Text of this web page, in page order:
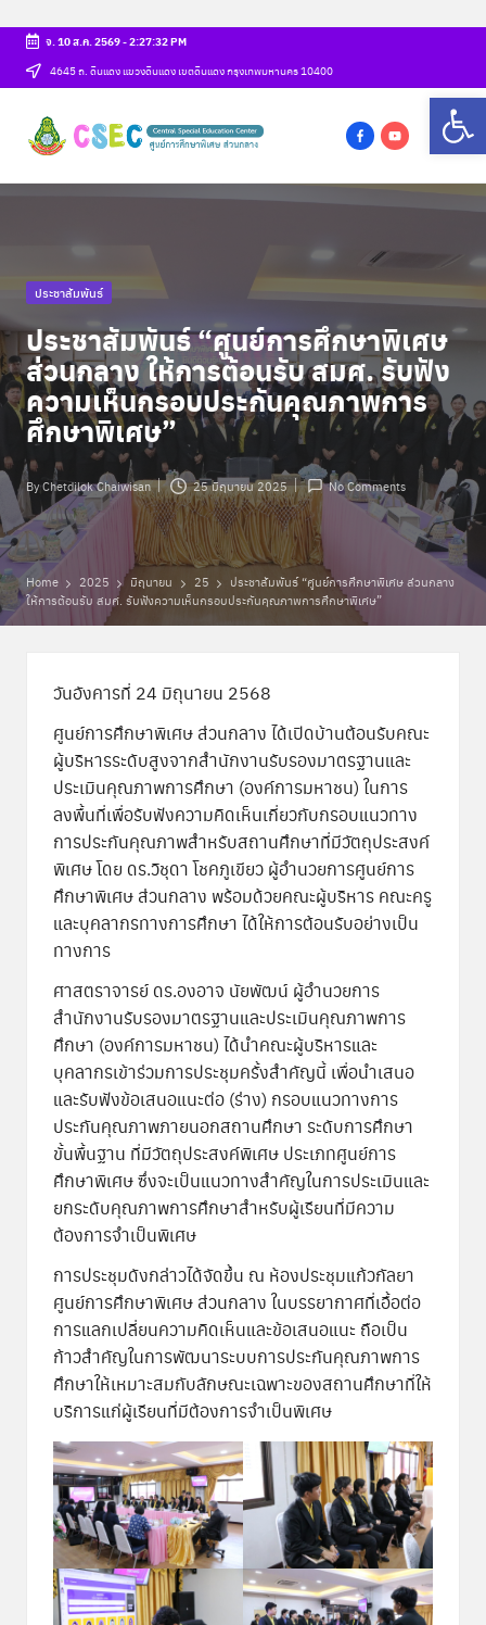
Skip
content
จ. 10 ส.ค. 2569-2:27:33 PM
4645 ถ. ดินแดง แขวงดินแดง เขตดินแดง กรุงเทพมหานคร 10400
ศู
น
า
ร
ศึ
ก
ษ
า
พิ
เ
ศ
ษ
csec
a
o
o
k
o
b
e
Posted
in
ประชาสัมพันธ์
ประชาสัมพันธ์ “ศูนย์การศึกษาพิเศษ
ส่วนกลาง ให้การต้อนรับ สมศ. รับฟัง
ความเห็นกรอบประกันคุณภาพการ
ศึกษาพิเศษ”
Posted
by
ByChetdilok Chaiwisan 25 มิถุนายน 2025 No Comments
Home 2025 มิถุนายน 25
ประชาสัมพันธ์ “ศูนย์การศึกษาพิเศษ ส่วนกลาง
ให้การต้อนรับ สมศ. รับฟังความเห็นกรอบประกันคุณภาพการศึกษาพิเศษ”
วันอังคารที่ 24 มิถุนายน 2568
ศูนย์การศึกษาพิเศษ ส่วนกลาง ได้เปิดบ้านต้อนรับคณะ
ผู้บริหารระดับสูงจากสำนักงานรับรองมาตรฐานและ
ประเมินคุณภาพการศึกษา (องค์การมหาชน) ในการ
ลงพื้นที่เพื่อรับฟังความคิดเห็นเกี่ยวกับกรอบแนวทาง
การประกันคุณภาพสำหรับสถานศึกษาที่มีวัตถุประสงค์
พิเศษ โดย ดร.วิชุดา โชคภูเขียว ผู้อำนวยการศูนย์การ
ศึกษาพิเศษ ส่วนกลาง พร้อมด้วยคณะผู้บริหาร คณะครู
และบุคลากรทางการศึกษา ได้ให้การต้อนรับอย่างเป็น
ทางการ
ศาสตราจารย์ ดร.องอาจ นัยพัฒน์ ผู้อำนวยการ
สำนักงานรับรองมาตรฐานและประเมินคุณภาพการ
ศึกษา (องค์การมหาชน) ได้นำคณะผู้บริหารและ
บุคลากรเข้าร่วมการประชุมครั้งสำคัญนี้ เพื่อนำเสนอ
และรับฟังข้อเสนอแนะต่อ (ร่าง) กรอบแนวทางการ
ประกันคุณภาพภายนอกสถานศึกษา ระดับการศึกษา
ขั้นพื้นฐาน ที่มีวัตถุประสงค์พิเศษ ประเภทศูนย์การ
ศึกษาพิเศษ ซึ่งจะเป็นแนวทางสำคัญในการประเมินและ
ยกระดับคุณภาพการศึกษาสำหรับผู้เรียนที่มีความ
ต้องการจำเป็นพิเศษ
การประชุมดังกล่าวได้จัดขึ้น ณ ห้องประชุมแก้วกัลยา
ศูนย์การศึกษาพิเศษ ส่วนกลาง ในบรรยากาศที่เอื้อต่อ
การแลกเปลี่ยนความคิดเห็นและข้อเสนอแนะ ถือเป็น
ก้าวสำคัญในการพัฒนาระบบการประกันคุณภาพการ
ศึกษาให้เหมาะสมกับลักษณะเฉพาะของสถานศึกษาที่ให้
บริการแก่ผู้เรียนที่มีต้องการจำเป็นพิเศษ